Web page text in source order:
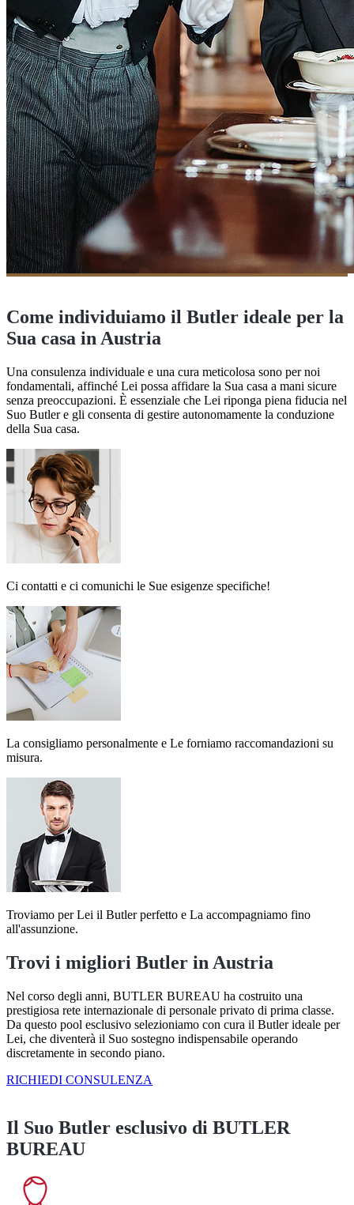
Come individuiamo il Butler ideale per la
Sua casa in Austria
Una consulenza individuale e una cura meticolosa sono per noi
fondamentali, affinché Lei possa affidare la Sua casa a mani sicure
senza preoccupazioni. È essenziale che Lei riponga piena fiducia nel
Suo Butler e gli consenta di gestire autonomamente la conduzione
della Sua casa.
Ci contatti e ci comunichi le Sue esigenze specifiche!
La consigliamo personalmente e Le forniamo raccomandazioni su
misura.
Troviamo per Lei il Butler perfetto e La accompagniamo fino
all'assunzione.
Trovi i migliori Butler in Austria
Nel corso degli anni, BUTLER BUREAU ha costruito una
prestigiosa rete internazionale di personale privato di prima classe.
Da questo pool esclusivo selezioniamo con cura il Butler ideale per
Lei, che diventerà il Suo sostegno indispensabile operando
discretamente in secondo piano.
RICHIEDI CONSULENZA
Il Suo Butler esclusivo di BUTLER
BUREAU